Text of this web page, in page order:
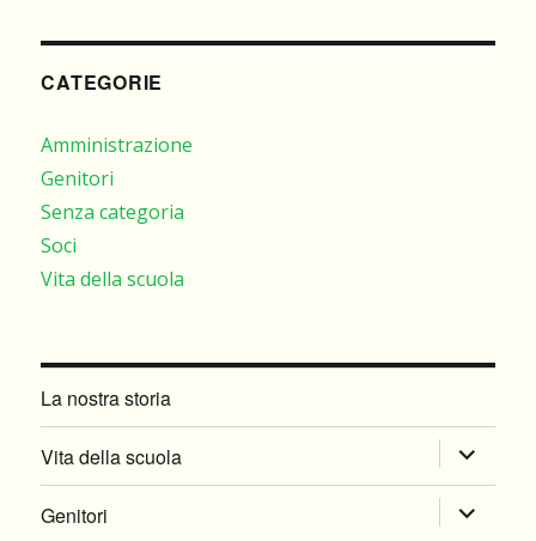
CATEGORIE
Amministrazione
Genitori
Senza categoria
Soci
Vita della scuola
La nostra storia
Vita della scuola
apri
i
menu
Genitori
apri